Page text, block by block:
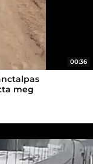
00:36
meg